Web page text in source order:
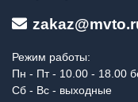
Режим работы:
Пн - Пт - 10.00 - 18.00
Сб - Вс - выходные